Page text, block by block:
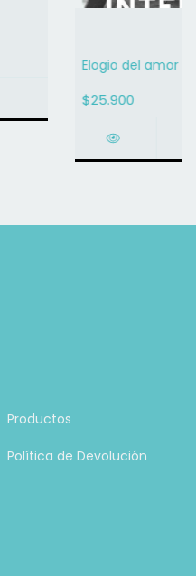
Elogio del amor -
$25.900
Productos
Política de Devolución